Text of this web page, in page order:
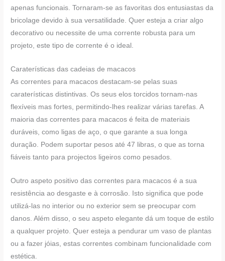
apenas funcionais. Tornaram-se as favoritas dos entusiastas da
bricolage devido à sua versatilidade. Quer esteja a criar algo
decorativo ou necessite de uma corrente robusta para um
projeto, este tipo de corrente é o ideal.
Caraterísticas das cadeias de macacos
As correntes para macacos destacam-se pelas suas
caraterísticas distintivas. Os seus elos torcidos tornam-nas
flexíveis mas fortes, permitindo-lhes realizar várias tarefas. A
maioria das correntes para macacos é feita de materiais
duráveis, como ligas de aço, o que garante a sua longa
duração. Podem suportar pesos até 47 libras, o que as torna
fiáveis tanto para projectos ligeiros como pesados.
Outro aspeto positivo das correntes para macacos é a sua
resistência ao desgaste e à corrosão. Isto significa que pode
utilizá-las no interior ou no exterior sem se preocupar com
danos. Além disso, o seu aspeto elegante dá um toque de estilo
a qualquer projeto. Quer esteja a pendurar um vaso de plantas
ou a fazer jóias, estas correntes combinam funcionalidade com
estética.